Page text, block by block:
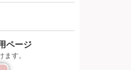
ページ
ます。